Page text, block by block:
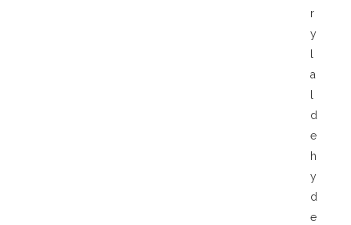
r
y
a
d
e
h
y
d
e